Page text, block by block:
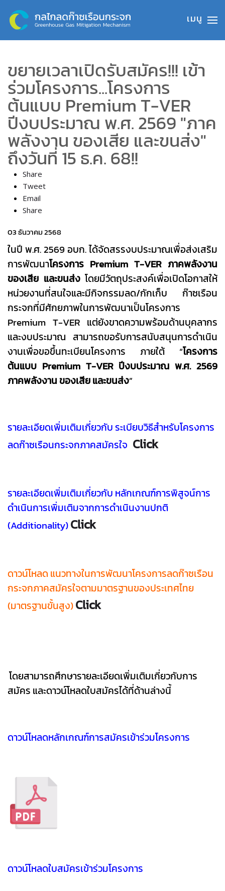
Skip to main content
ขยายเวลาเปิดรับสมัคร!!! เข้า
ร่วมโครงการ...โครงการ
ต้นแบบ Premium T-VER
ปีงบประมาณ พ.ศ. 2569 "ภาค
พลังงาน ของเสีย และขนส่ง"
ถึงวันที่ 15 ธ.ค. 68!!
Share
Tweet
Email
Share
03 ธันวาคม 2568
ในปี พ.ศ. 2569 อบก. ได้จัดสรรงบประมาณเพื่อส่งเสริม
การพัฒนาโครงการ Premium T-VER ภาคพลังงาน
ของเสีย และขนส่งโดยมีวัตถุประสงค์เพื่อเปิดโอกาสให้
หน่วยงานที่สนใจและมีกิจกรรมลด/กักเก็บ ก๊าซเรือน
กระจกที่มีศักยภาพในการพัฒนาเป็นโครงการ
Premium T-VER แต่ยังขาดความพร้อมด้านบุคลากร
และงบประมาณ สามารถขอรับการสนับสนุนการดำเนิน
งานเพื่อขอขึ้นทะเบียนโครงการ ภายใต้ “โครงการ
ต้นแบบ Premium T-VER ปีงบประมาณ พ.ศ. 2569
ภาคพลังงาน ของเสีย และขนส่ง”
รายละเอียดเพิ่มเติมเกี่ยวกับ ระเบียบวิธีสำหรับโครงการ
ลดก๊าซเรือนกระจกภาคสมัครใจ Click
รายละเอียดเพิ่มเติมเกี่ยวกับ หลักเกณฑ์การพิสูจน์การ
ดำเนินการเพิ่มเติมจากการดำเนินงานปกติ
(Additionality)Click
ดาวน์โหลด แนวทางในการพัฒนาโครงการลดก๊าซเรือน
กระจกภาคสมัครใจตามมาตรฐานของประเทศไทย
(มาตรฐานขั้นสูง)Click
โดยสามารถศึกษารายละเอียดเพิ่มเติมเกี่ยวกับการ
สมัคร และดาวน์โหลดใบสมัครได้ที่ด้านล่างนี้
ดาวน์โหลดหลักเกณฑ์การสมัครเข้าร่วมโครงการ
ดาวน์โหลดใบสมัครเข้าร่วมโครงการ